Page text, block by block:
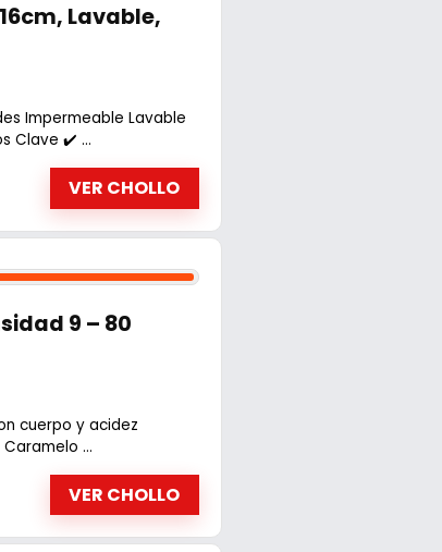
Lavable,
Impermeable Lavable
Clave ✔️ ...
VER CHOLLO
9 – 80
cuerpo y acidez
...
VER CHOLLO